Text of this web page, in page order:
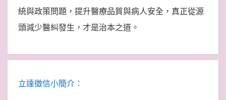
統與政策問題，提升醫療品質與病人安全，真正從源
頭減少醫糾發生，才是治本之道。
立達徵信小簡介：